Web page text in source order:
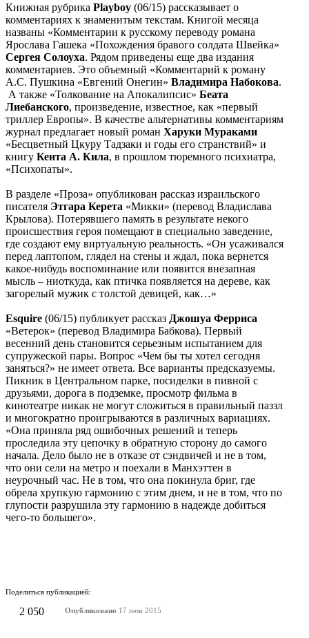
Книжная рубрика Playboy (06/15) рассказывает о
комментариях к знаменитым текстам. Книгой месяца
названы «Комментарии к русскому переводу романа
Ярослава Гашека «Похождения бравого солдата Швейка»
Сергея Солоуха. Рядом приведены еще два издания
комментариев. Это объемный «Комментарий к роману
А.С. Пушкина «Евгений Онегин» Владимира Набокова.
А также «Толкование на Апокалипсис» Беата
Лиебанского, произведение, известное, как «первый
триллер Европы». В качестве альтернативы комментариям
журнал предлагает новый роман Харуки Мураками
«Бесцветный Цкуру Тадзаки и годы его странствий» и
книгу Кента А. Кила, в прошлом тюремного психиатра,
«Психопаты».
В разделе «Проза» опубликован рассказ израильского
писателя Этгара Керета «Микки» (перевод Владислава
Крылова). Потерявшего память в результате некого
происшествия героя помещают в специально заведение,
где создают ему виртуальную реальность. «Он усаживался
перед лаптопом, глядел на стены и ждал, пока вернется
какое-нибудь воспоминание или появится внезапная
мысль – ниоткуда, как птичка появляется на дереве, как
загорелый мужик с толстой девицей, как…»
Esquire (06/15) публикует рассказ Джошуа Ферриса
«Ветерок» (перевод Владимира Бабкова). Первый
весенний день становится серьезным испытанием для
супружеской пары. Вопрос «Чем бы ты хотел сегодня
заняться?» не имеет ответа. Все варианты предсказуемы.
Пикник в Центральном парке, посиделки в пивной с
друзьями, дорога в подземке, просмотр фильма в
кинотеатре никак не могут сложиться в правильный паззл
и многократно проигрываются в различных вариациях.
«Она приняла ряд ошибочных решений и теперь
проследила эту цепочку в обратную сторону до самого
начала. Дело было не в отказе от сэндвичей и не в том,
что они сели на метро и поехали в Манхэттен в
неурочный час. Не в том, что она покинула бриг, где
обрела хрупкую гармонию с этим днем, и не в том, что по
глупости разрушила эту гармонию в надежде добиться
чего-то большего».
Поделиться публикацией:
2 050 Опубликовано 17 июн 2015